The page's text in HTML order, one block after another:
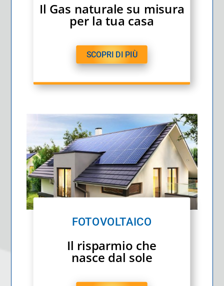
Il Gas naturale su misura
per la tua casa
SCOPRI DI PIÙ
FOTOVOLTAICO
Il risparmio che
nasce dal sole